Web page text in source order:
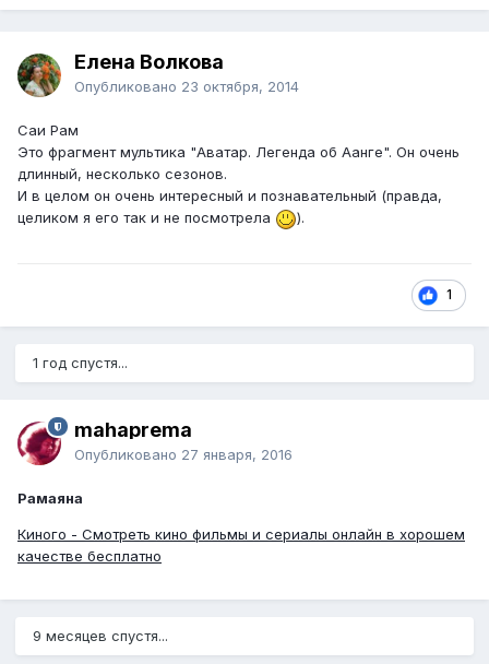
Елена Волкова
Опубликовано 23 октября, 2014
Саи Рам
Это фрагмент мультика "Аватар. Легенда об Аанге". Он очень
длинный, несколько сезонов.
И в целом он очень интересный и познавательный (правда,
целиком я его так и не посмотрела
).
1
1 год спустя...
mahaprema
Опубликовано 27 января, 2016
Рамаяна
Киного - Смотреть кино фильмы и сериалы онлайн в хорошем
качестве бесплатно
9 месяцев спустя...